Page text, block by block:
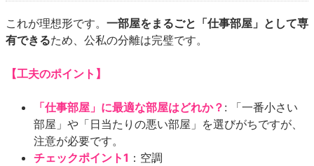
これが理想形です。 一部屋をまるごと「仕事部屋」として専
有できるため、公私の分離は完璧です。
【工夫のポイント】
「仕事部屋」に最適な部屋はどれか？ : 「一番小さい
部屋」や「日当たりの悪い部屋」を選びがちですが、
注意が必要です。
チェックポイント1 ：空調